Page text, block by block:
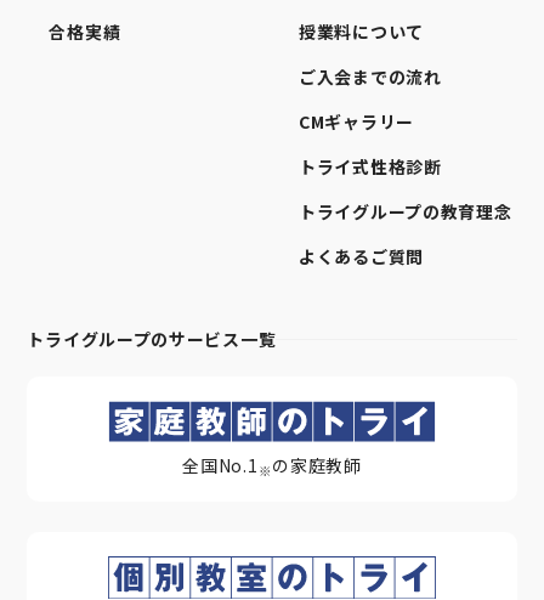
合格実績
授業料について
ご入会までの流れ
CMギャラリー
トライ式性格診断
トライグループの教育理念
よくあるご質問
トライグループのサービス一覧
全国No.1 ※ の家庭教師